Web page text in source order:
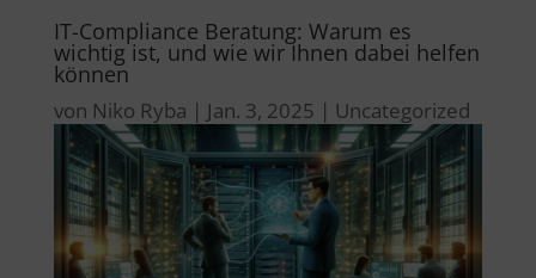
IT-Compliance Beratung: Warum es
wichtig ist, und wie wir Ihnen dabei helfen
können
von Niko Ryba | Jan. 3, 2025 | Uncategorized